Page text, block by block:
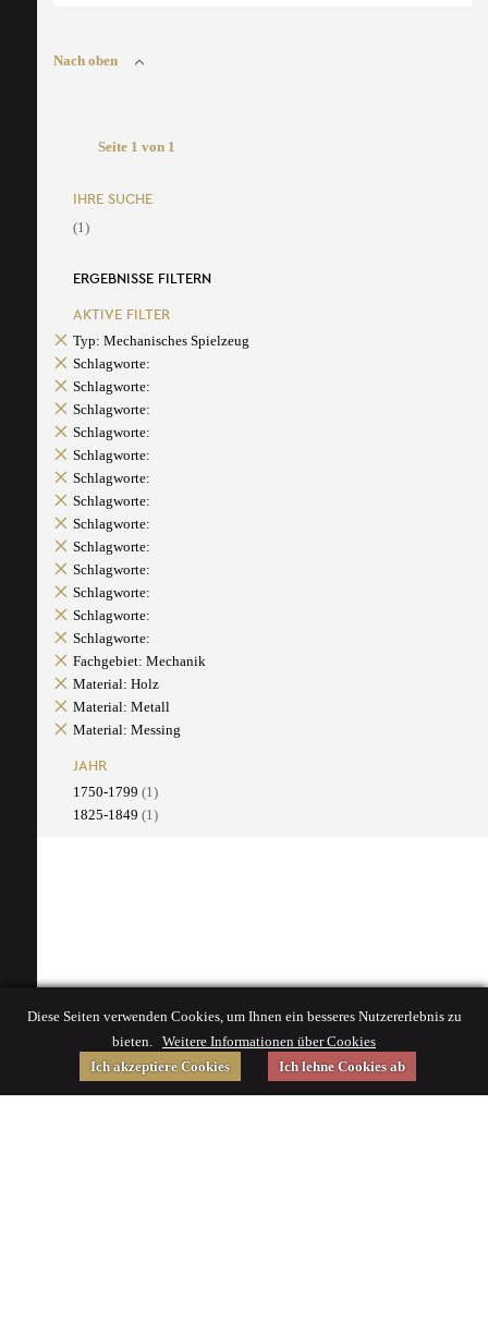
Nach oben
Seite 1 von 1
IHRE SUCHE
(1)
ERGEBNISSE FILTERN
AKTIVE FILTER
Typ: Mechanisches Spielzeug
Schlagworte:
Schlagworte:
Schlagworte:
Schlagworte:
Schlagworte:
Schlagworte:
Schlagworte:
Schlagworte:
Schlagworte:
Schlagworte:
Schlagworte:
Schlagworte:
Schlagworte:
Fachgebiet: Mechanik
Material: Holz
Material: Metall
Material: Messing
JAHR
1750-1799 (1)
1825-1849 (1)
Diese Seiten verwenden Cookies, um Ihnen ein besseres Nutzererlebnis zu
bieten. Weitere Informationen über Cookies
Ich akzeptiere Cookies
Ich lehne Cookies ab